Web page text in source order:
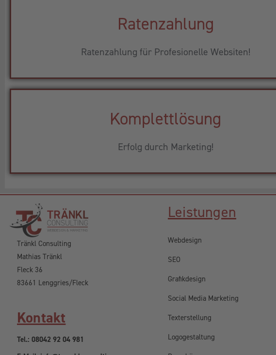
Ratenzahlung
Ratenzahlung für Profesionelle Websiten!
Komplettlösung
Erfolg durch Marketing!
Tränkl Consulting
Mathias Tränkl
Fleck 36
83661 Lenggries/Fleck
Kontakt
Tel.: 08042 92 04 981
Leistungen
Webdesign
SEO
Grafikdesign
Social Media Marketing
Texterstellung
Logogestaltung